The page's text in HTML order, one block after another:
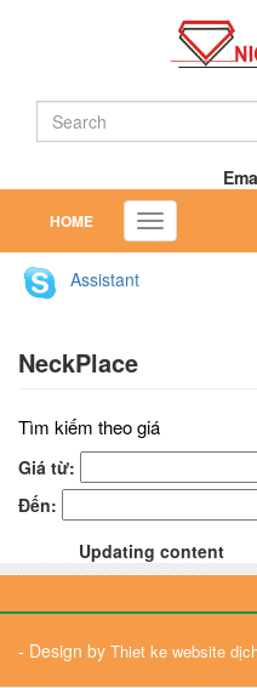
Toggle
navigation
HOME
Assistant
NeckPlace
Tìm kiếm theo giá
Giá từ:
Đến:
Updating content
- Design by Thiet ke website